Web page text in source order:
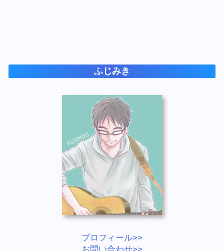
ふじみき
プロフィール>>